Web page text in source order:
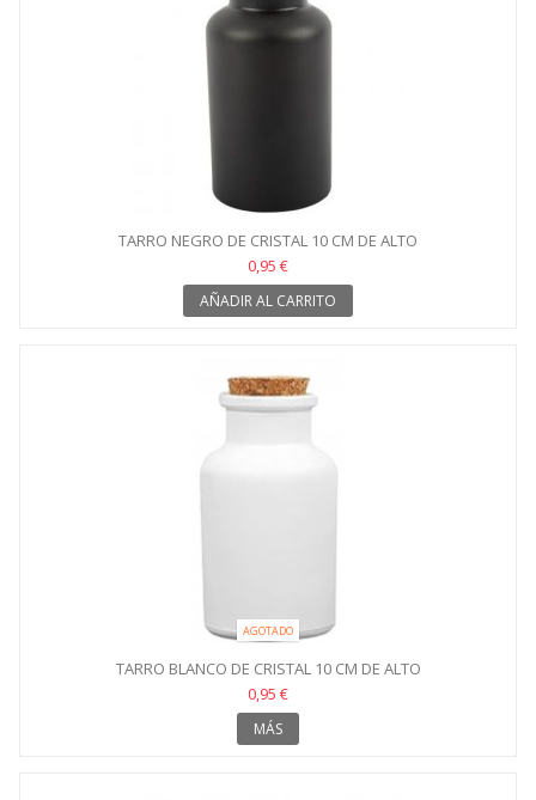
TARRO NEGRO DE CRISTAL 10 CM DE ALTO
0,95 €
AÑADIR AL CARRITO
AGOTADO
TARRO BLANCO DE CRISTAL 10 CM DE ALTO
0,95 €
MÁS